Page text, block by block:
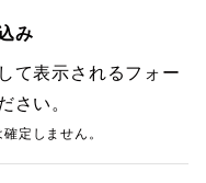
み
て表示されるフォー
さい。
定しません。